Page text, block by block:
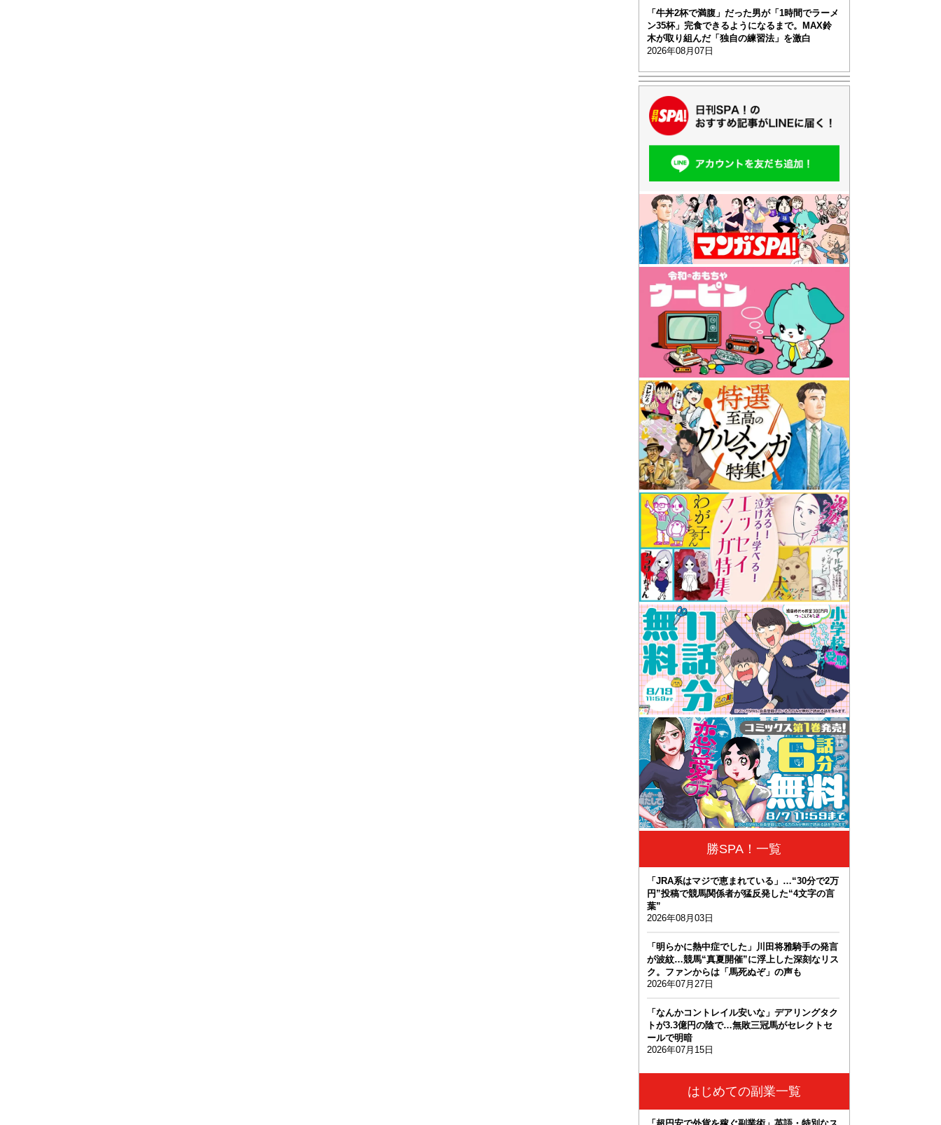
「牛丼2杯で満腹」だった男が「1時間でラーメ
ン35杯」完食できるようになるまで。MAX鈴
木が取り組んだ「独自の練習法」を激白
2026年08月07日
勝SPA！一覧
「JRA系はマジで恵まれている」…“30分で2万
円”投稿で競馬関係者が猛反発した“4文字の言
葉”
2026年08月03日
「明らかに熱中症でした」川田将雅騎手の発言
が波紋…競馬“真夏開催”に浮上した深刻なリス
ク。ファンからは「馬死ぬぞ」の声も
2026年07月27日
「なんかコントレイル安いな」デアリングタク
トが3.3億円の陰で…無敗三冠馬がセレクトセ
ールで明暗
2026年07月15日
はじめての副業一覧